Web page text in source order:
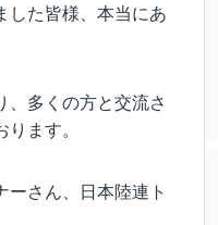
した皆様、本当にあ
、多くの方と交流さ
ます。
ーさん、日本陸連ト